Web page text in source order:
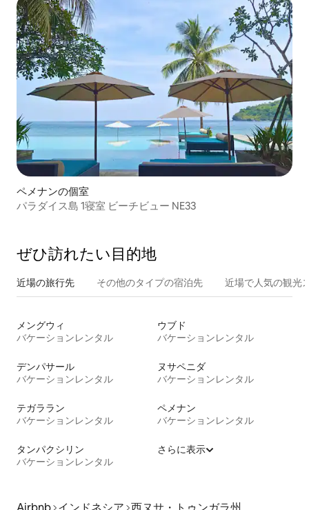
ペメナンの個室
パラダイス島 1寝室 ビーチビュー NE33
ぜひ訪⁠れ⁠た⁠い目⁠的⁠地
近場の旅行先 その他のタ⁠イ⁠プ⁠の宿⁠泊⁠先 近場で人気の観光
メングウィ
バケーションレンタル
ウブド
バケーションレンタル
デンパサール
バケーションレンタル
ヌサペニダ
バケーションレンタル
テガララン
バケーションレンタル
ペメナン
バケーションレンタル
タンパクシリン
バケーションレンタル
さらに表示